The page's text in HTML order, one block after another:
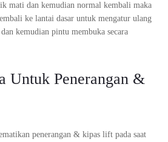
mati dan kemudian normal kembali maka
ke lantai dasar untuk mengatur ulang
kemudian pintu membuka secara
Untuk Penerangan &
penerangan & kipas lift pada saat